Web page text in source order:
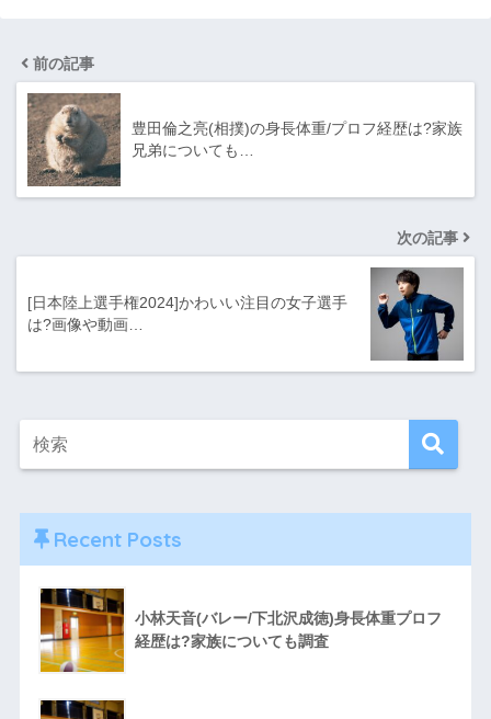
前の記事
豊田倫之亮(相撲)の身長体重/プロフ経歴は?家族
兄弟についても…
次の記事
[日本陸上選手権2024]かわいい注目の女子選手
は?画像や動画…
Recent Posts
小林天音(バレー/下北沢成徳)身長体重プロフ
経歴は?家族についても調査